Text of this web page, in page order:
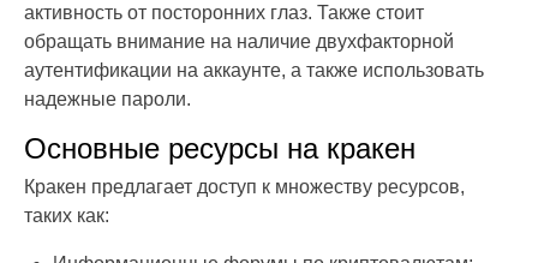
активность от посторонних глаз. Также стоит
обращать внимание на наличие двухфакторной
аутентификации на аккаунте, а также использовать
надежные пароли.
Основные ресурсы на кракен
Кракен предлагает доступ к множеству ресурсов,
таких как: